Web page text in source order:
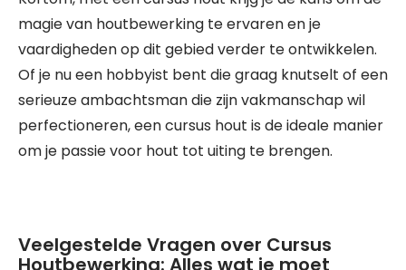
magie van houtbewerking te ervaren en je
vaardigheden op dit gebied verder te ontwikkelen.
Of je nu een hobbyist bent die graag knutselt of een
serieuze ambachtsman die zijn vakmanschap wil
perfectioneren, een cursus hout is de ideale manier
om je passie voor hout tot uiting te brengen.
Veelgestelde Vragen over Cursus
Houtbewerking: Alles wat je moet